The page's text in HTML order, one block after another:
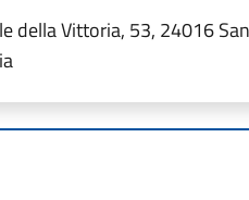
della Vittoria, 53, 24016